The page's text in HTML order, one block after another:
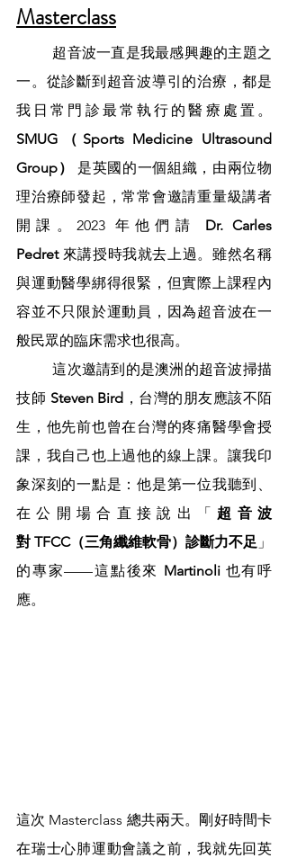
Masterclass
一。從診斷到超音波導引的治療，都是
我日常門診最常執行的醫療處置。
SMUG（Sports Medicine Ultrasound
Group）
是英國的一個組織，由兩位物
理治療師發起，常常會邀請重量級講者
開課。2023 年他們請 Dr. Carles
Pedret 來講授時我就去上過。雖然名稱
與運動醫學綁得很緊，但實際上課程內
容並不只限於運動員，因為超音波在一
般民眾的臨床需求也很高。
	這次邀請到的是澳洲的超音波掃描
技師 Steven Bird ，台灣的朋友應該不陌
生，他先前也曾在台灣的疼痛醫學會授
課，我自己也上過他的線上課。讓我印
象深刻的一點是：他是第一位我聽到、
在公開場合直接說出「 超音波
對 TFCC（三角纖維軟骨）診斷力不足 」
的專家——這點後來 Martinoli 也有呼
應。
這次 Masterclass 總共兩天。剛好時間卡
在瑞士心肺運動會議之前，我就先回英